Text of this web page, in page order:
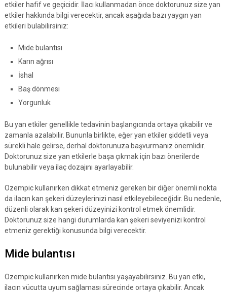
etkiler hafif ve geçicidir. İlacı kullanmadan önce doktorunuz size yan
etkiler hakkında bilgi verecektir, ancak aşağıda bazı yaygın yan
etkileri bulabilirsiniz:
Mide bulantısı
Karın ağrısı
İshal
Baş dönmesi
Yorgunluk
Bu yan etkiler genellikle tedavinin başlangıcında ortaya çıkabilir ve
zamanla azalabilir. Bununla birlikte, eğer yan etkiler şiddetli veya
sürekli hale gelirse, derhal doktorunuza başvurmanız önemlidir.
Doktorunuz size yan etkilerle başa çıkmak için bazı önerilerde
bulunabilir veya ilaç dozajını ayarlayabilir.
Ozempic kullanırken dikkat etmeniz gereken bir diğer önemli nokta
da ilacın kan şekeri düzeylerinizi nasıl etkileyebileceğidir. Bu nedenle,
düzenli olarak kan şekeri düzeyinizi kontrol etmek önemlidir.
Doktorunuz size hangi durumlarda kan şekeri seviyenizi kontrol
etmeniz gerektiği konusunda bilgi verecektir.
Mide bulantısı
Ozempic kullanırken mide bulantısı yaşayabilirsiniz. Bu yan etki,
ilacın vücutta uyum sağlaması sürecinde ortaya çıkabilir. Ancak